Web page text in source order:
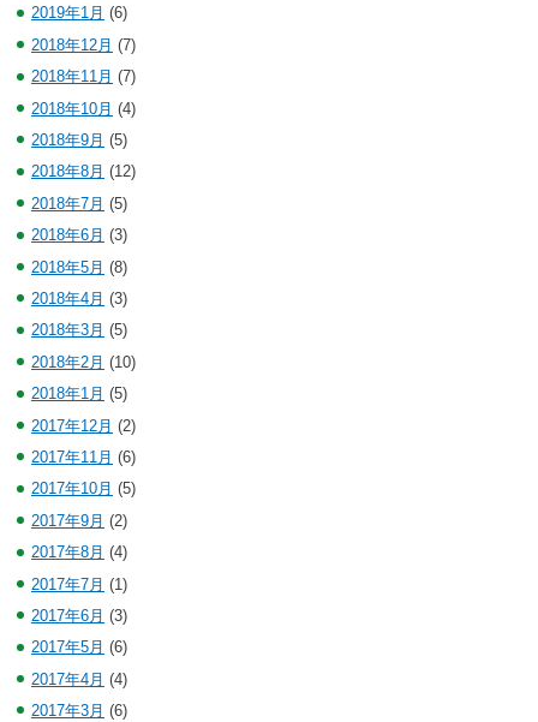
2019年1月 (6)
2018年12月 (7)
2018年11月 (7)
2018年10月 (4)
2018年9月 (5)
2018年8月 (12)
2018年7月 (5)
2018年6月 (3)
2018年5月 (8)
2018年4月 (3)
2018年3月 (5)
2018年2月 (10)
2018年1月 (5)
2017年12月 (2)
2017年11月 (6)
2017年10月 (5)
2017年9月 (2)
2017年8月 (4)
2017年7月 (1)
2017年6月 (3)
2017年5月 (6)
2017年4月 (4)
2017年3月 (6)